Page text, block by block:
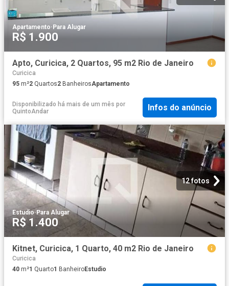
Apartamento·Para Alugar
R$ 1.900
Apto, Curicica, 2 Quartos, 95 m2 Rio de Janeiro
Curicica
95 m²2 Quartos2 BanheirosApartamento
Disponibilizado há mais de um mês por
QuintoAndar
Infos do anúncio
12 fotos
Estudio· Para Alugar
R$ 1.400
Kitnet, Curicica, 1 Quarto, 40 m2 Rio de Janeiro
Curicica
40 m²1 Quarto1 BanheiroEstudio